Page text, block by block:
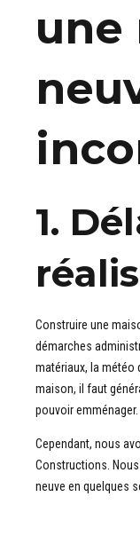
une
1.
Construire une
démarches
matériaux, la météo
maison, il faut
pouvoir emménager.
Cependant, nous
Constructions.
neuve en quelques